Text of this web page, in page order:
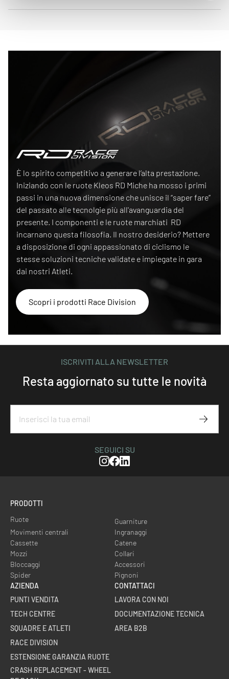
È lo spirito competitivo a generare l’alta prestazione.
Iniziando con le ruote Kleos RD Miche ha mosso i primi
passi in una nuova dimensione che unisce il “saper fare”
del passato alle tecnolgie più all'avanguardia del
presente. I componenti e le ruote marchiati RD
incarnano questa filosofia. Il nostro desiderio? Mettere
a disposizione di ogni appassionato di ciclismo le
stesse soluzioni tecniche validate e impiegate in gara
dai nostri Atleti.
Scopri i prodotti Race Division
ISCRIVITI ALLA NEWSLETTER
Resta aggiornato su tutte le novità
Iscriviti
SEGUICI SU
Instagram
Facebook
Linkedin
PRODOTTI
Ruote
Guarniture
Movimenti centrali
Ingranaggi
Cassette
Catene
Mozzi
Collari
Bloccaggi
Accessori
Spider
Pignoni
AZIENDA
PUNTI VENDITA
TECH CENTRE
SQUADRE E ATLETI
RACE DIVISION
ESTENSIONE GARANZIA RUOTE
CRASH REPLACEMENT - WHEEL
CONTATTACI
LAVORA CON NOI
DOCUMENTAZIONE TECNICA
AREA B2B